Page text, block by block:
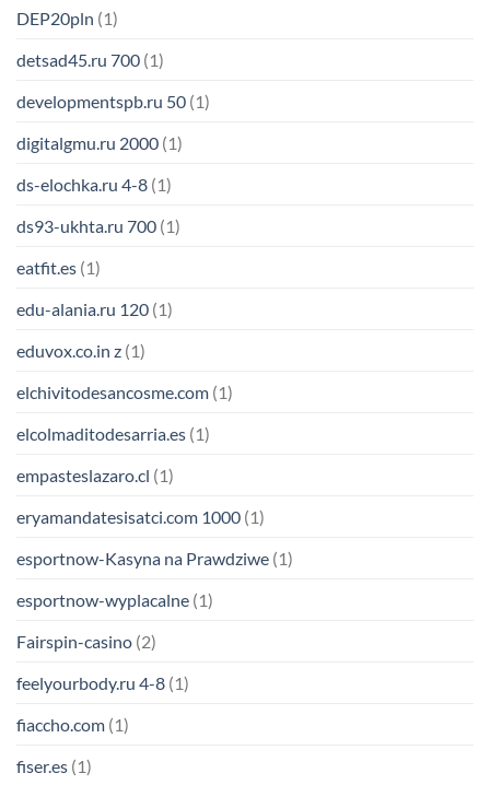
DEP20pln (1)
detsad45.ru 700 (1)
developmentspb.ru 50 (1)
digitalgmu.ru 2000 (1)
ds-elochka.ru 4-8 (1)
ds93-ukhta.ru 700 (1)
eatfit.es (1)
edu-alania.ru 120 (1)
eduvox.co.in z (1)
elchivitodesancosme.com (1)
elcolmaditodesarria.es (1)
empasteslazaro.cl (1)
eryamandatesisatci.com 1000 (1)
esportnow-Kasyna na Prawdziwe (1)
esportnow-wyplacalne (1)
Fairspin-casino (2)
feelyourbody.ru 4-8 (1)
fiaccho.com (1)
fiser.es (1)